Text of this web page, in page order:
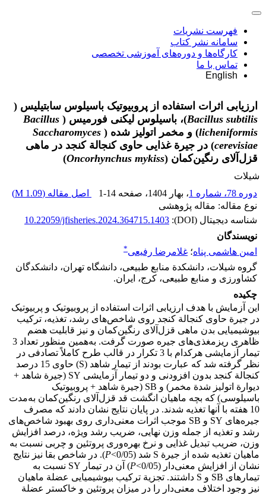
فهرست نشریات
سامانه نشر کتاب
کارگاه‌ها و دوره‌های آموزشی تخصصی
تماس با ما
English
ارزیابی اثرات استفاده از پروبیوتیک باسیلوس سابتیلیس (
Bacillus subtilis)، باسیلوس لیکنی فورمیس ( Bacillus
licheniformis) و مخمر اتولیز شده ( Saccharomyces
cerevisiae) در جیرة غذایی حاوی کنجالة کنجد در ماهی
قزل‌آلای رنگین‌کمان (Oncorhynchus mykiss
)
شیلات
دوره 78، شماره 1
، بهار 1404 ، صفحه 1-14 اصل مقاله (1.09 M
)
نوع مقاله: مقاله پژوهشی
شناسه دیجیتال (DOI):
10.22059/jfisheries.2024.364715.1403
نویسندگان
امین هاشمی پناه؛ غلامرضا رفیعی*
گروه شیلات، دانشکدة منابع طبیعی، دانشگاه تهران، دانشکدگان
کشاورزی و منابع طبیعی، کرج، ایران.
چکیده
این آزمایش با هدف ارزیابی اثرات استفاده از پروبیوتیک و پربیوتیک
در جیرة حاوی کنجالة کنجد روی شاخص‌های رشد، تغذیه، ترکیب
بیوشیمیایی بدن ماهی قزل‌آلای رنگین‌کمان و نیز قابلیت هضم
ظاهری ریزمغذی‌های جیره صورت گرفت. به‌همین منظور تعداد 3
تیمار آزمایشی هرکدام با 3 تکرار در قالب طرح کاملاً تصادفی در
نظر گرفته شد که عبارت بودند از تیمار شاهد (S) حاوی 15 درصد
کنجالة کنجد بدون افزودنی و دو تیمار آزمایشی SY (جیرة شاهد +
دیوارة اتولیز شدة مخمر) و SB (جیرة شاهد + پروبیوتیک
باسیلوسی) که بچه ماهیان انگشت قد قزل‌آلای رنگین‌کمان به‌مدت
10 هفته با آنها تغذیه شدند. در پایان نتایج نشان دادند که مصرف
جیره‌های SY و SB موجب اثرات معنی‌داری روی بهبود شاخص‌های
رشد و تغذیه از جمله وزن نهایی، ضریب رشد ویژه، درصد افزایش
وزن، ضریب تبدیل غذایی و نرخ بهره‌وری پروتئین و چربی نسبت به
ماهیان تغذیه شده از جیرة S شد (0/05>
P). در شاخص بقا نیز نتایج
نشان از افزایش معنی‌دار (0/05>
P
) آن در تیمار SY نسبت به
تیمارهای SB و S داشتند. تجزیة ترکیب بیوشیمیایی عضلة ماهیان
نیز وجود اختلاف معنی‌دار را در میزان پروتئین و خاکستر عضلة